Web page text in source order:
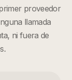
proveedor
llamada
ni fuera de